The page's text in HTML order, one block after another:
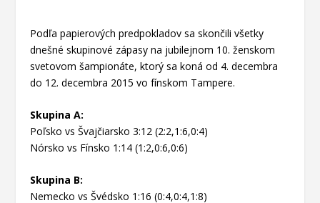
Podľa papierových predpokladov sa skončili všetky
dnešné skupinové zápasy na jubilejnom 10. ženskom
svetovom šampionáte, ktorý sa koná od 4. decembra
do 12. decembra 2015 vo fínskom Tampere.
Skupina A:
Poľsko vs Švajčiarsko 3:12 (2:2,1:6,0:4)
Nórsko vs Fínsko 1:14 (1:2,0:6,0:6)
Skupina B:
Nemecko vs Švédsko 1:16 (0:4,0:4,1:8)